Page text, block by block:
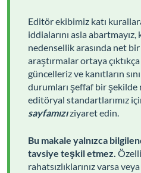
Editör ekibimiz katı
iddialarını asla
nedensellik arasında net bir
araştırmalar ortaya
güncelleriz ve kanıtların
durumları şeffaf bir şekilde
editöryal standartlarımız
sayfamızıziyaret edin.
Bu makale yalnızca
tavsiye teşkil etmez.
rahatsızlıklarınız varsa